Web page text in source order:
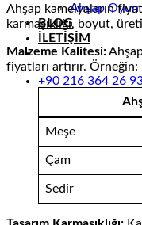
Ahşap Oyun
BLOG
İLETİŞİM
+90 216 364 26
Ahşap kamelyaların
karmaşıklığı, boyut,
Malzeme Kalitesi:
fiyatları artırır. Örneğin:
Meşe
Çam
Sedir